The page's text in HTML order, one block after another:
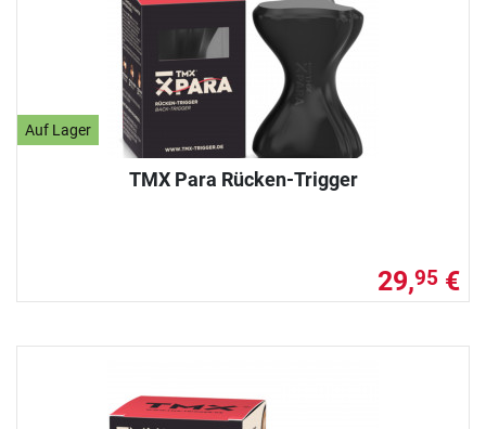
Auf Lager
TMX Para Rücken-Trigger
29,95 €